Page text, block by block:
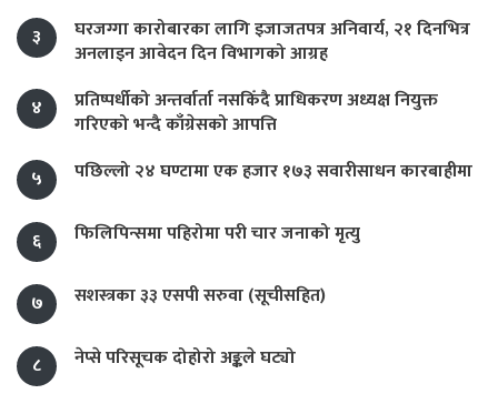
३
घरजग्गा कारोबारका लागि इजाजतपत्र अनिवार्य, २१ दिनभित्र
अनलाइन आवेदन दिन विभागको आग्रह
४
प्रतिष्पर्धीको अन्तर्वार्ता नसकिँदै प्राधिकरण अध्यक्ष नियुक्त
गरिएको भन्दै काँग्रेसको आपत्ति
५
पछिल्लो २४ घण्टामा एक हजार १७३ सवारीसाधन कारबाहीमा
६ फिलिपिन्समा पहिरोमा परी चार जनाको मृत्यु
७ सशस्त्रका ३३ एसपी सरुवा (सूचीसहित)
८ नेप्से परिसूचक दोहोरो अङ्कले घट्यो